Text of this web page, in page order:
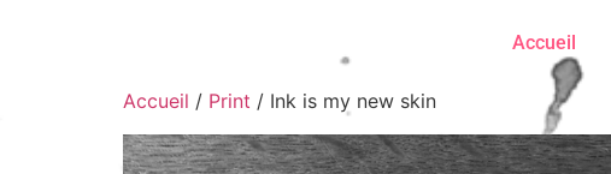
Accueil
Accueil / Print / Ink is my new skin